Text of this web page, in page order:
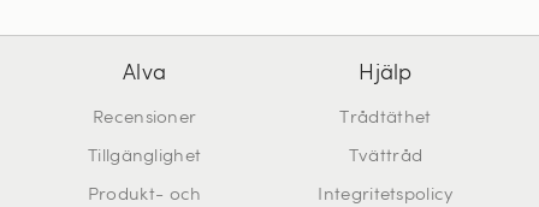
Alva
Recensioner
Tillgänglighet
Produkt- och
Hjälp
Trådtäthet
Tvättråd
Integritetspolicy